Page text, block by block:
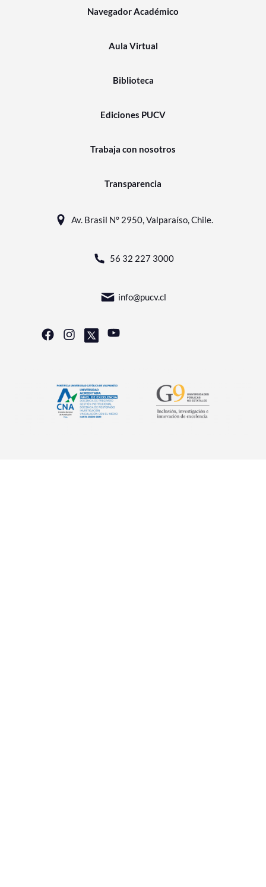
Navegador Académico
Aula Virtual
Biblioteca
Ediciones PUCV
Trabaja con nosotros
Transparencia
Av. Brasil N° 2950, Valparaíso, Chile.
56 32 227 3000
info@pucv.cl